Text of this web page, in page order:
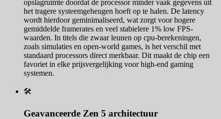
opslagruimte doordat de processor minder vaak gegevens uit
het tragere systeemgeheugen hoeft op te halen. De latency
wordt hierdoor geminimaliseerd, wat zorgt voor hogere
gemiddelde framerates en veel stabielere 1% low FPS-
waarden. In titels die zwaar leunen op cpu-berekeningen,
zoals simulaties en open-world games, is het verschil met
standaard processors direct merkbaar. Dit maakt de chip een
favoriet in elke prijsvergelijking voor high-end gaming
systemen.
🛠️
Geavanceerde Zen 5 architectuur